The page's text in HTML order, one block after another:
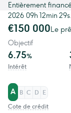
Entièrement
2026 09h 12min 29s.
€150 000Le
Objectif
6.75%
Intérêt
A B C D
E
Cote de crédit